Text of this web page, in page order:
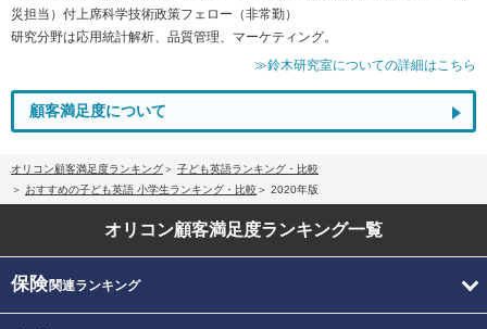
災担当）付上席科学技術政策フェロー（非常勤）
研究分野は応用統計解析、品質管理、マーケティング。
≫鈴木研究室についての詳細はこちら
顧客満足度について
オリコン顧客満足度ランキング
子ども英語ランキング・比較
おすすめの子ども英語 小学生ランキング・比較
2020年版
オリコン顧客満足度ランキング一覧
保険関連ランキング